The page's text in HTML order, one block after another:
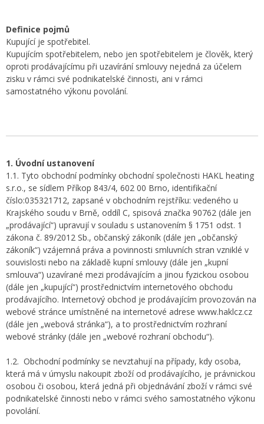
Definice pojmů
Kupující je spotřebitel.
Kupujícím spotřebitelem, nebo jen spotřebitelem je člověk, který
oproti prodávajícímu při uzavírání smlouvy nejedná za účelem
zisku v rámci své podnikatelské činnosti, ani v rámci
samostatného výkonu povolání.
1. Úvodní ustanovení
1.1. Tyto obchodní podmínky obchodní společnosti HAKL heating
s.r.o., se sídlem Příkop 843/4, 602 00 Brno, identifikační
číslo:035321712, zapsané v obchodním rejstříku: vedeného u
Krajského soudu v Brně, oddíl C, spisová značka 90762 (dále jen
„prodávající“) upravují v souladu s ustanovením § 1751 odst. 1
zákona č. 89/2012 Sb., občanský zákoník (dále jen „občanský
zákoník“) vzájemná práva a povinnosti smluvních stran vzniklé v
souvislosti nebo na základě kupní smlouvy (dále jen „kupní
smlouva“) uzavírané mezi prodávajícím a jinou fyzickou osobou
(dále jen „kupující“) prostřednictvím internetového obchodu
prodávajícího. Internetový obchod je prodávajícím provozován na
webové stránce umístněné na internetové adrese www.haklcz.cz
(dále jen „webová stránka“), a to prostřednictvím rozhraní
webové stránky (dále jen „webové rozhraní obchodu“).
1.2. Obchodní podmínky se nevztahují na případy, kdy osoba,
která má v úmyslu nakoupit zboží od prodávajícího, je právnickou
osobou či osobou, která jedná při objednávání zboží v rámci své
podnikatelské činnosti nebo v rámci svého samostatného výkonu
povolání.